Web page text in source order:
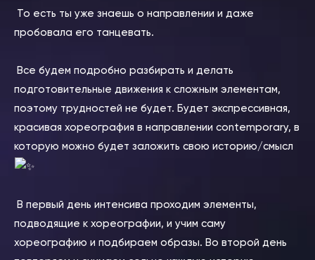
То есть ты уже знаешь о направлении и даже
пробовала его танцевать.
Все будем подробно разбирать и делать
подготовительные движения к сложным элементам,
поэтому трудностей не будет. Будет экспрессивная,
красивая хореография в направлении contemporary, в
которую можно будет заложить свою историю/смысл
В первый день интенсива проходим элементы,
подводящие к хореографии, и учим саму
хореографию и подбираем образы. Во второй день